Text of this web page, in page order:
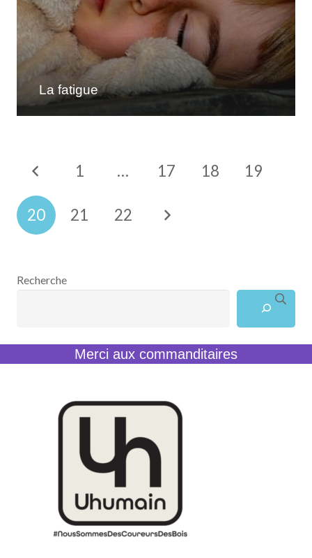
La fatigue
1 … 17 18 19
20 21 22
Recherche
Merci aux commanditaires